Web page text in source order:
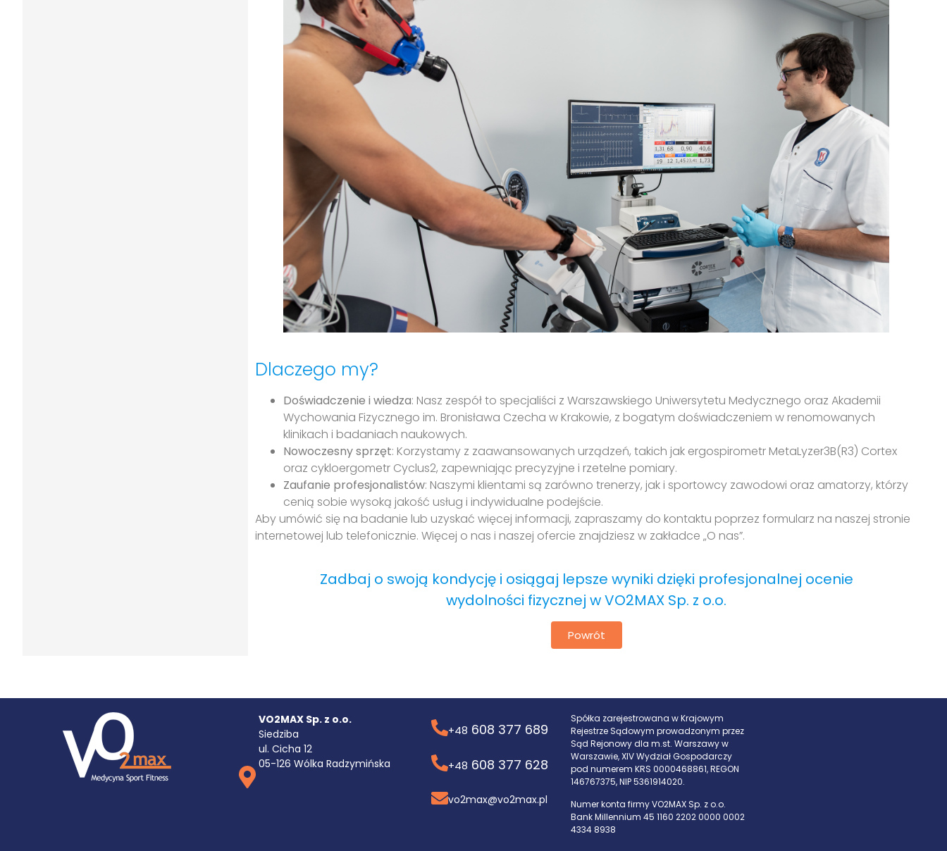
Dlaczego my?
Doświadczenie i wiedza: Nasz zespół to specjaliści z Warszawskiego Uniwersytetu Medycznego oraz Akademii
Wychowania Fizycznego im. Bronisława Czecha w Krakowie, z bogatym doświadczeniem w renomowanych
klinikach i badaniach naukowych.
Nowoczesny sprzęt: Korzystamy z zaawansowanych urządzeń, takich jak ergospirometr MetaLyzer3B(R3) Cortex
oraz cykloergometr Cyclus2, zapewniając precyzyjne i rzetelne pomiary.
Zaufanie profesjonalistów: Naszymi klientami są zarówno trenerzy, jak i sportowcy zawodowi oraz amatorzy, którzy
cenią sobie wysoką jakość usług i indywidualne podejście.
Aby umówić się na badanie lub uzyskać więcej informacji, zapraszamy do kontaktu poprzez formularz na naszej stronie
internetowej lub telefonicznie. Więcej o nas i naszej ofercie znajdziesz w zakładce „O nas”.
Zadbaj o swoją kondycję i osiągaj lepsze wyniki dzięki profesjonalnej ocenie
wydolności fizycznej w VO2MAX Sp. z o.o.
Powrót
VO2MAX Sp. z o.o.
Siedziba
ul. Cicha 12
05-126 Wólka Radzymińska
+48 608 377 689
+48 608 377 628
vo2max@vo2max.pl
Spółka zarejestrowana w Krajowym
Rejestrze Sądowym prowadzonym przez
Sąd Rejonowy dla m.st. Warszawy w
Warszawie, XIV Wydział Gospodarczy
pod numerem KRS 0000468861, REGON
146767375, NIP 5361914020.
Numer konta firmy VO2MAX Sp. z o.o.
Bank Millennium 45 1160 2202 0000 0002
4334 8938